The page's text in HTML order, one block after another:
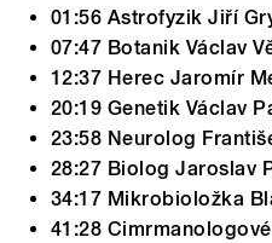
01:56 Astrofyzik Jiří
07:47 Botanik Václav
12:37 Herec Jaromír
20:19 Genetik Václav
23:58 Neurolog
28:27 Biolog Jaroslav
34:17 Mikrobioložka
41:28